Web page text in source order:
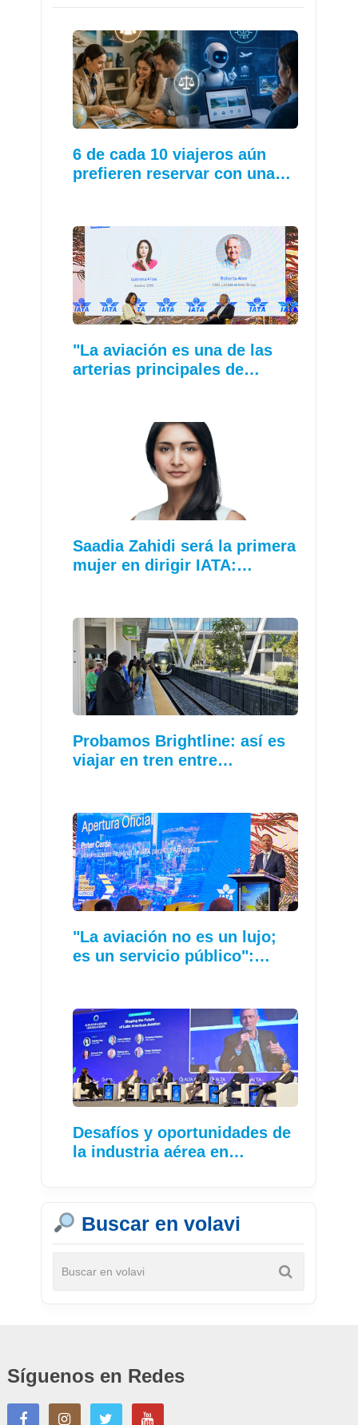
6 de cada 10 viajeros aún
prefieren reservar con una…
"La aviación es una de las
arterias principales de…
Saadia Zahidi será la primera
mujer en dirigir IATA:…
Probamos Brightline: así es
viajar en tren entre…
"La aviación no es un lujo;
es un servicio público":…
Desafíos y oportunidades de
la industria aérea en…
Buscar en volavi
Síguenos en Redes